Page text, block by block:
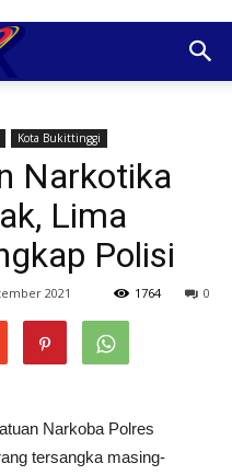
Kota Bukittinggi
Narkotika
Lima
Polisi
2021 0
1764
Narkoba Polres
tersangka masing-